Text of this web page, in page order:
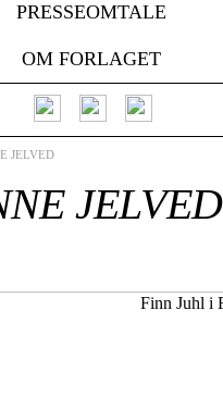
PRESSEOMTALE
OM FORLAGET
JELVED
JELVED